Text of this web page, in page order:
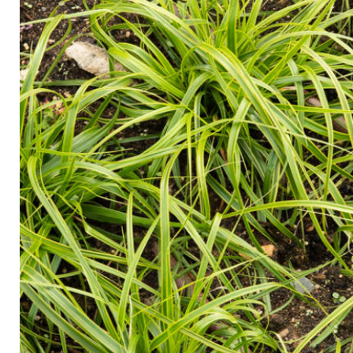
Arbustes de terre de bruyère
Plantes Grimpantes
Arbres fruitiers
Conifères
Plantes méditerranéennes et exotiques
Rosiers
Plantes
Plantes
Plantes
Plantes
Plantes
Plantes
Plantes
Lavande